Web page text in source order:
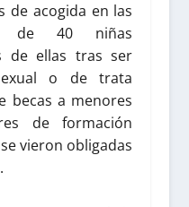
de acogida en las
de 40 niñas
de ellas tras ser
o de trata
becas a menores
de formación
vieron obligadas